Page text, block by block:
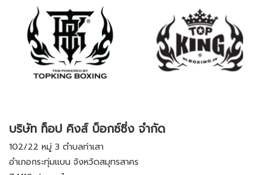
บริษัท ท็อป คิงส์ บ็อกซ์ซิ่ง จำกัด
102/22 หมู่ 3 ตำบลท่าเสา
อำเภอกระทุ่มแบน จังหวัดสมุทรสาคร